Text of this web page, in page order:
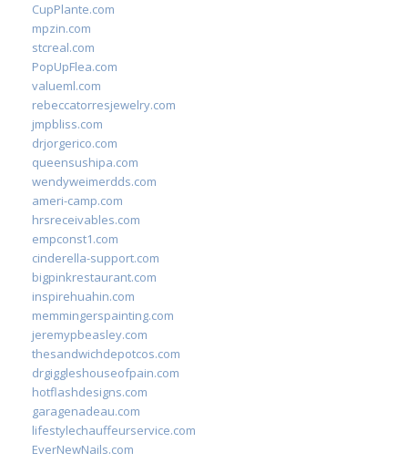
CupPlante.com
mpzin.com
stcreal.com
PopUpFlea.com
valueml.com
rebeccatorresjewelry.com
jmpbliss.com
drjorgerico.com
queensushipa.com
wendyweimerdds.com
ameri-camp.com
hrsreceivables.com
empconst1.com
cinderella-support.com
bigpinkrestaurant.com
inspirehuahin.com
memmingerspainting.com
jeremypbeasley.com
thesandwichdepotcos.com
drgiggleshouseofpain.com
hotflashdesigns.com
garagenadeau.com
lifestylechauffeurservice.com
EverNewNails.com